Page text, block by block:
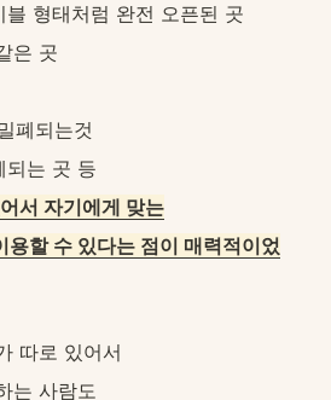
형태처럼 완전 오픈된 곳
은 곳
폐되는것
되는 곳 등
서 자기에게 맞는
용할 수 있다는 점이 매력적이었
따로 있어서
는 사람도